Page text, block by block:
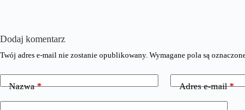
Dodaj komentarz
Twój adres e-mail nie zostanie opublikowany. Wymagane pola są
Nazwa* Adres e-mail*